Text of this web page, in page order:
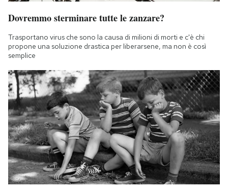
Dovremmo sterminare tutte le zanzare?
Trasportano virus che sono la causa di milioni di morti e c'è chi
propone una soluzione drastica per liberarsene, ma non è così
semplice